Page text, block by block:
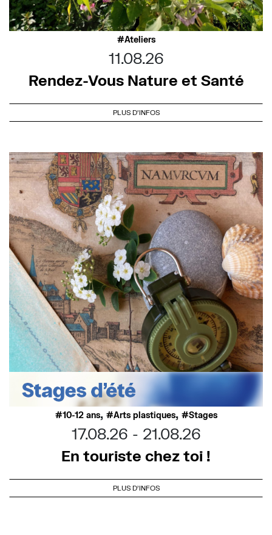
Ateliers
11.08.26
Rendez-Vous Nature et Santé
PLUS D'INFOS
10-12 ans, Arts plastiques, Stages
17.08.26
21.08.26
En touriste chez toi !
PLUS D'INFOS